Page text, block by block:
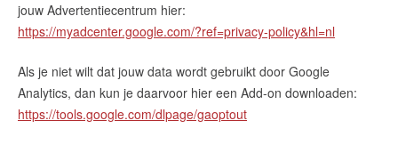
jouw Advertentiecentrum hier:
https://myadcenter.google.com/?ref=privacy-policy&hl=nl
Als je niet wilt dat jouw data wordt gebruikt door Google
Analytics, dan kun je daarvoor hier een Add-on downloaden:
https://tools.google.com/dlpage/gaoptout